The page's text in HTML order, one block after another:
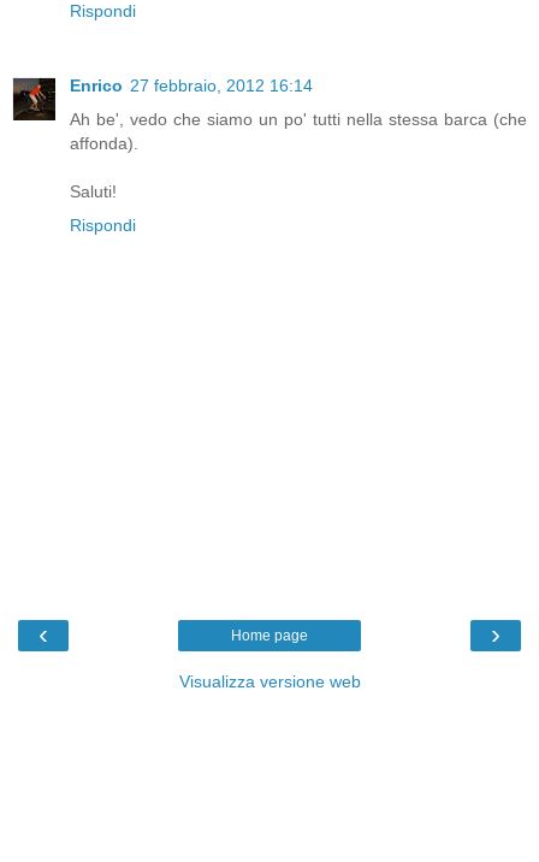
Rispondi
Enrico 27 febbraio, 2012 16:14
Ah be', vedo che siamo un po' tutti nella stessa barca (che
affonda).
Saluti!
Rispondi
‹ ›
Home page
Visualizza versione web